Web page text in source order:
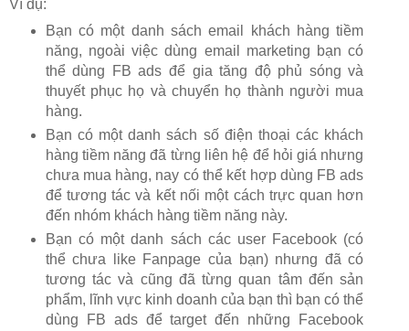
Ví dụ:
Bạn có một danh sách email khách hàng tiềm
năng, ngoài việc dùng email marketing bạn có
thể dùng FB ads để gia tăng độ phủ sóng và
thuyết phục họ và chuyển họ thành người mua
hàng.
Bạn có một danh sách số điện thoại các khách
hàng tiềm năng đã từng liên hệ để hỏi giá nhưng
chưa mua hàng, nay có thể kết hợp dùng FB ads
để tương tác và kết nối một cách trực quan hơn
đến nhóm khách hàng tiềm năng này.
Bạn có một danh sách các user Facebook (có
thể chưa like Fanpage của bạn) nhưng đã có
tương tác và cũng đã từng quan tâm đến sản
phẩm, lĩnh vực kinh doanh của bạn thì bạn có thể
dùng FB ads để target đến những Facebook